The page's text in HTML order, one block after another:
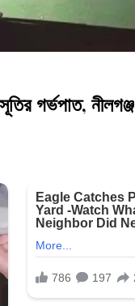
গর্ভপাত, নীলগঞ্জ